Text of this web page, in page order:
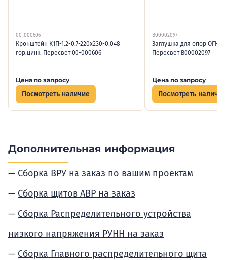
00-000606
Кронштейн К1П-1.2-0.7-220х230-0.048
гор.цинк. Пересвет 00-000606
Цена по запросу
Посмотреть наличие
В00002097
Заглушка для опор ОГК
Пересвет В00002097
Цена по запросу
Посмотреть
Дополнительная информация
Сборка ВРУ на заказ по вашим проектам
Сборка щитов АВР на заказ
Сборка Распределительного устройства
низкого напряжения РУНН на заказ
Сборка Главного распределительного щита